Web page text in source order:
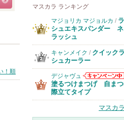
！順
マスカラ ランキング
マジョリカ マジョルカ /
シュエキスパンダー ネ
ラッシュ
キャンメイク / クイック
シュカーラー
デジャヴュ
デジャヴュか
のお知らせがあ
塗るつけまつげ 自ま
際立てタイプ
マスカ